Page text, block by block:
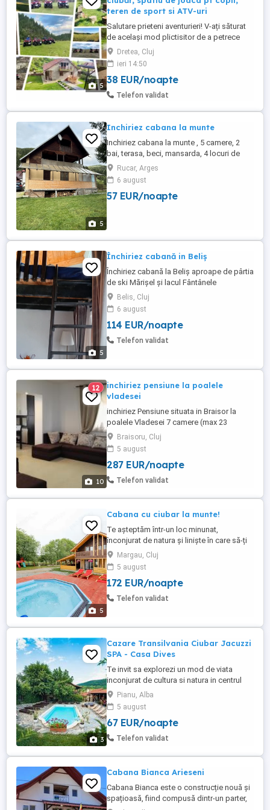
5
teren de sport si ATV-uri
Salutare prieteni aventurieri! V-ați săturat
de același mod plictisitor de a petrece
timpul liber? Veniți să petreceți niște
momente de neuitat la Pensiunea Solo din
localitatea Dretea, județul Cluj. Împreună
cu noi, veți fi răsfățați cu cele mai
frumoase priveliști și cele mai intense
Dretea, Cluj
ieri 14:50
38 EUR/noapte
Telefon validat
5
Inchiriez cabana la munte
Inchiriez cabana la munte , 5 camere, 2
bai, terasa, beci, mansarda, 4 locuri de
parcare, complet utilat si mobilat. Doresc
seriozitate. Se inchiriaza atat in weekend
de vineri pana duminica, Usor negociabil.
Rucar, Arges
6 august
57 EUR/noapte
5
Închiriez cabană in Beliș
Închiriez cabană la Beliș aproape de pârtia
de ski Mărișel și lacul Fântânele
Belis, Cluj
6 august
114 EUR/noapte
Telefon validat
10
12
inchiriez pensiune la poalele
vladesei
inchiriez Pensiune situata in Braisor la
poalele Vladesei 7 camere (max 23
pers)cu baie proprie si
.televizor,sufragerie,loc de servire a
mesei,bucatarie superdotata.masa de
ping pong,teren mini fotbal.alte jocuri
distractive,6000 mp de gradina.Loc de
proiector ...
Braisoru, Cluj
5 august
287 EUR/noapte
Telefon validat
5
Cabana cu ciubar la munte!
Te aşteptăm într-un loc minunat,
înconjurat de natura și liniște în care să-ți
petreci zilele de concediu. Flori din Deal
se află în comuna Mărgău, la doar o oră
de Cluj-Napoca. Capacitatea locației este
de 10 persoane și dispune de 4
dormitoare cu 2 băi. - 2 camere duble - 2
Margau, Cluj
5 august
172 EUR/noapte
Telefon validat
3
Cazare Transilvania Ciubar Jacuzzi
SPA - Casa Dives
Te invit sa explorezi un mod de viata
inconjurat de cultura si natura in centrul
triunghiului Castelul Corvinilor-Sibiu-Salina
Turda Cazare intr-o casa construita la
1850 La Casa Dives, vacanta nu e o pauza,
ci o poveste traita intr-o casa construita la
1850, unde timpul curge altfel. Am creat o
Pianu, Alba
5 august
67 EUR/noapte
Telefon validat
Cabana Bianca Arieseni
Cabana Bianca este o construcție nouă și
spațioasă, fiind compusă dintr-un parter,